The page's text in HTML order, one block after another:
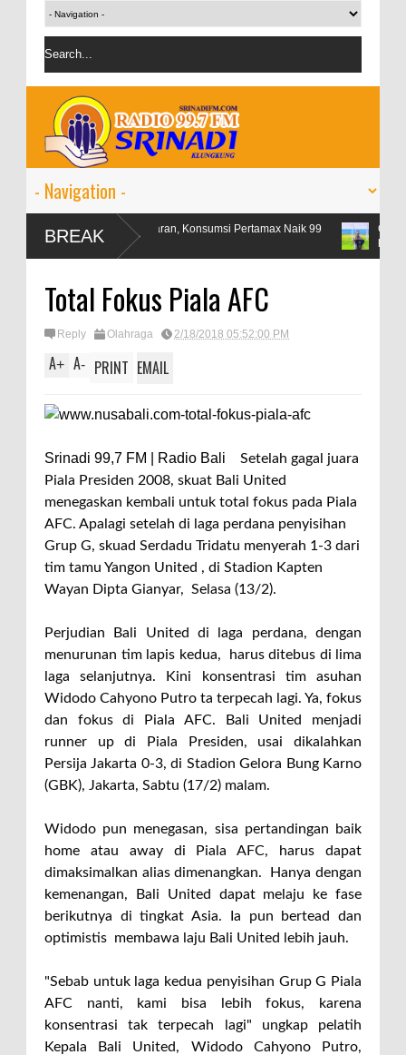
BREAK
Libur Lebaran, Konsumsi Pertamax Naik 99
Persen
OJK targetkan
persen
Total Fokus Piala AFC
Reply Olahraga 2/18/2018 05:52:00 PM
A+ A- PRINT EMAIL
Srinadi 99,7 FM | Radio Bali Setelah gagal juara
Piala Presiden 2008, skuat Bali United
menegaskan kembali untuk total fokus pada Piala
AFC. Apalagi setelah di laga perdana penyisihan
Grup G, skuad Serdadu Tridatu menyerah 1-3 dari
tim tamu Yangon United , di Stadion Kapten
Wayan Dipta Gianyar, Selasa (13/2).
Perjudian Bali United di laga perdana, dengan
menurunan tim lapis kedua, harus ditebus di lima
laga selanjutnya. Kini konsentrasi tim asuhan
Widodo Cahyono Putro ta terpecah lagi. Ya, fokus
dan fokus di Piala AFC. Bali United menjadi
runner up di Piala Presiden, usai dikalahkan
Persija Jakarta 0-3, di Stadion Gelora Bung Karno
(GBK), Jakarta, Sabtu (17/2) malam.
Widodo pun menegasan, sisa pertandingan baik
home atau away di Piala AFC, harus dapat
dimaksimalkan alias dimenangkan. Hanya dengan
kemenangan, Bali United dapat melaju ke fase
berikutnya di tingkat Asia. Ia pun bertead dan
optimistis membawa laju Bali United lebih jauh.
"Sebab untuk laga kedua penyisihan Grup G Piala
AFC nanti, kami bisa lebih fokus, karena
konsentrasi tak terpecah lagi" ungkap pelatih
Kepala Bali United, Widodo Cahyono Putro,